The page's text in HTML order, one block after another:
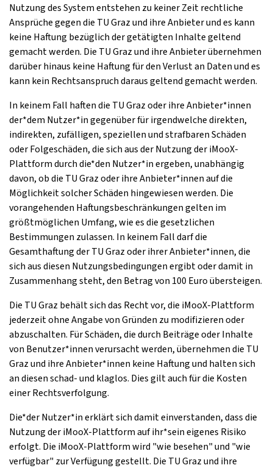
Nutzung des System entstehen zu keiner Zeit rechtliche
Ansprüche gegen die TU Graz und ihre Anbieter und es kann
keine Haftung bezüglich der getätigten Inhalte geltend
gemacht werden. Die TU Graz und ihre Anbieter übernehmen
darüber hinaus keine Haftung für den Verlust an Daten und es
kann kein Rechtsanspruch daraus geltend gemacht werden.
In keinem Fall haften die TU Graz oder ihre Anbieter*innen
der*dem Nutzer*in gegenüber für irgendwelche direkten,
indirekten, zufälligen, speziellen und strafbaren Schäden
oder Folgeschäden, die sich aus der Nutzung der iMooX-
Plattform durch die*den Nutzer*in ergeben, unabhängig
davon, ob die TU Graz oder ihre Anbieter*innen auf die
Möglichkeit solcher Schäden hingewiesen werden. Die
vorangehenden Haftungsbeschränkungen gelten im
größtmöglichen Umfang, wie es die gesetzlichen
Bestimmungen zulassen. In keinem Fall darf die
Gesamthaftung der TU Graz oder ihrer Anbieter*innen, die
sich aus diesen Nutzungsbedingungen ergibt oder damit in
Zusammenhang steht, den Betrag von 100 Euro übersteigen.
Die TU Graz behält sich das Recht vor, die iMooX-Plattform
jederzeit ohne Angabe von Gründen zu modifizieren oder
abzuschalten. Für Schäden, die durch Beiträge oder Inhalte
von Benutzer*innen verursacht werden, übernehmen die TU
Graz und ihre Anbieter*innen keine Haftung und halten sich
an diesen schad- und klaglos. Dies gilt auch für die Kosten
einer Rechtsverfolgung.
Die*der Nutzer*in erklärt sich damit einverstanden, dass die
Nutzung der iMooX-Plattform auf ihr*sein eigenes Risiko
erfolgt. Die iMooX-Plattform wird "wie besehen" und "wie
verfügbar" zur Verfügung gestellt. Die TU Graz und ihre